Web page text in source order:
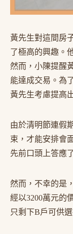
黃先生對這間房
了極高的興趣。
然而，小陳提醒
能達成交易。為
黃先生考慮提高
由於清明節連假
束，才能安排會
先前口頭上答應
然而，不幸的是
經以3200萬元的
只剩下B戶可供選